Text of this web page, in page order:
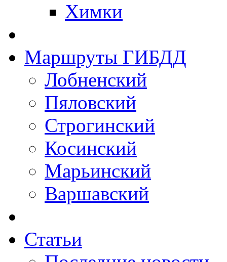
Химки
Маршруты ГИБДД
Лобненский
Пяловский
Строгинский
Косинский
Марьинский
Варшавский
Статьи